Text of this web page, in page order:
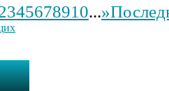
345678910...»